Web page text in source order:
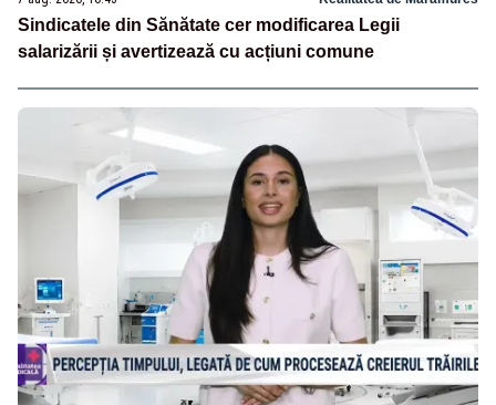
Sindicatele din Sănătate cer modificarea Legii
salarizării și avertizează cu acțiuni comune